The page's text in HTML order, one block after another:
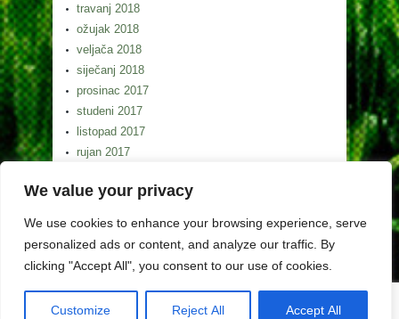
We value your privacy
We use cookies to enhance your browsing experience, serve
personalized ads or content, and analyze our traffic. By
clicking "Accept All", you consent to our use of cookies.
Customize Reject All Accept All
travanj 2018
ožujak 2018
veljača 2018
siječanj 2018
prosinac 2017
studeni 2017
listopad 2017
rujan 2017
srpanj 2017